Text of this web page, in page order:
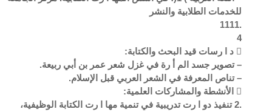
للخدمات الطلابية والنشر
.1111
4
 د ا رسات قيد البحث والكتابة:
– تصوير جسد الم أ رة في غزل شعر عمر بن أبي ربيعة.
– تناص المعرفة في الشعر العربي قبل الإسلام.
 الأنشطة والمشاركات العلمية:
.2 تنفيذ دو ا رت تدريبية في تنمية مها ا رت الكتابة الوظيفية،